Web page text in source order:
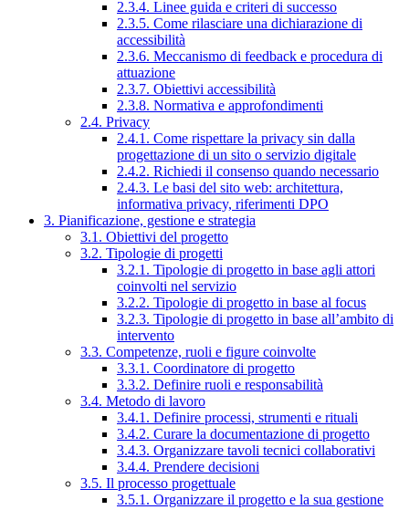
2.3.4. Linee guida e criteri di successo
2.3.5. Come rilasciare una dichiarazione di
accessibilità
2.3.6. Meccanismo di feedback e procedura di
attuazione
2.3.7. Obiettivi accessibilità
2.3.8. Normativa e approfondimenti
2.4. Privacy
2.4.1. Come rispettare la privacy sin dalla
progettazione di un sito o servizio digitale
2.4.2. Richiedi il consenso quando necessario
2.4.3. Le basi del sito web: architettura,
informativa privacy, riferimenti DPO
3. Pianificazione, gestione e strategia
3.1. Obiettivi del progetto
3.2. Tipologie di progetti
3.2.1. Tipologie di progetto in base agli attori
coinvolti nel servizio
3.2.2. Tipologie di progetto in base al focus
3.2.3. Tipologie di progetto in base all’ambito di
intervento
3.3. Competenze, ruoli e figure coinvolte
3.3.1. Coordinatore di progetto
3.3.2. Definire ruoli e responsabilità
3.4. Metodo di lavoro
3.4.1. Definire processi, strumenti e rituali
3.4.2. Curare la documentazione di progetto
3.4.3. Organizzare tavoli tecnici collaborativi
3.4.4. Prendere decisioni
3.5. Il processo progettuale
3.5.1. Organizzare il progetto e la sua gestione